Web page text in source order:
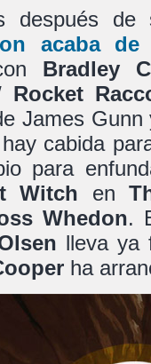
después
acaba de
Bradley
Rocket
James
cabida
para
Witch en
Whedon.
lleva ya
ha